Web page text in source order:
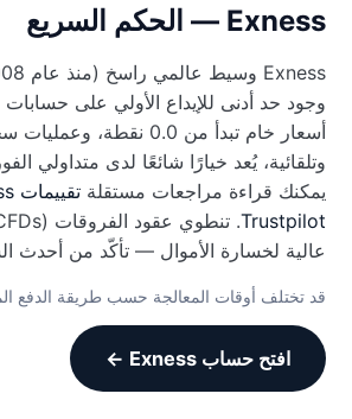
Exness — الحكم السريع
أسعار خام تبدأ من 0.0 نقطة،
يمكنك قراءة مراجعات مستقلة
Trustpilot
عالية لخسارة الأموال — تأكّد من أحدث
قد تختلف أوقات المعالجة حسب طريقة الدفع
افتح حساب Exness ←